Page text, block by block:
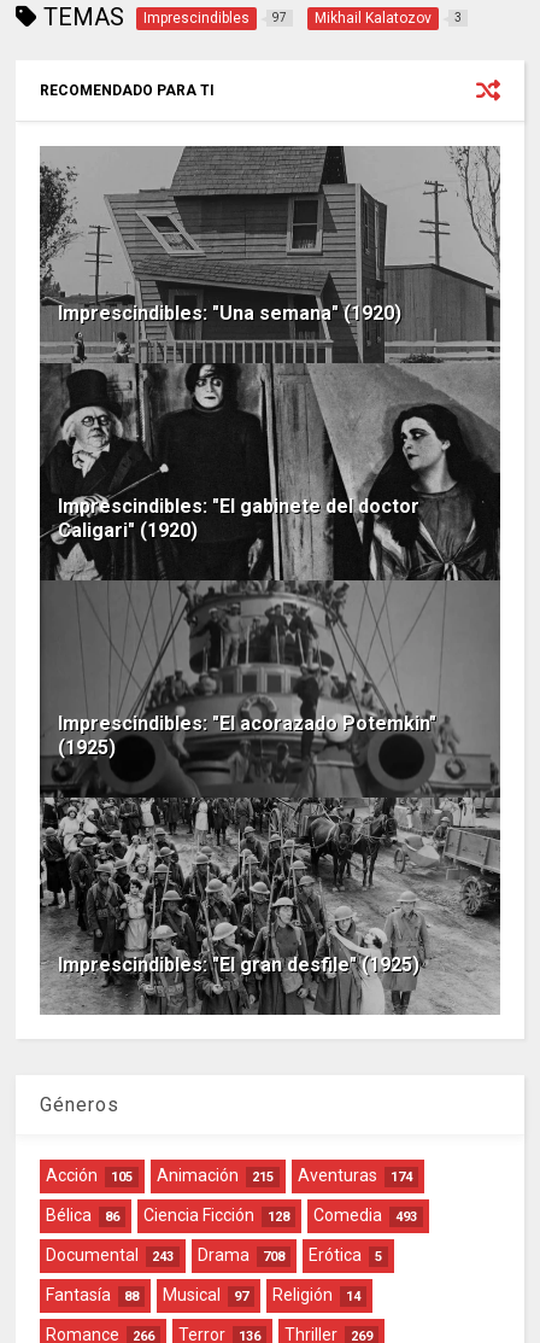
TEMAS Imprescindibles 97 Mikhail Kalatozov 3
RECOMENDADO PARA TI
Imprescindibles: "Una semana" (1920)
Imprescindibles: "El gabinete del doctor
Caligari" (1920)
Imprescindibles: "El acorazado Potemkin"
(1925)
Imprescindibles: "El gran desfile" (1925)
Géneros
Acción 105 Animación 215 Aventuras 174
Bélica 86 Ciencia Ficción 128 Comedia 493
Documental 243 Drama 708 Erótica 5
Fantasía 88 Musical 97 Religión 14
Romance 266 Terror 136 Thriller 269